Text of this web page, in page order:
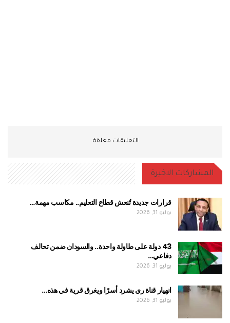
التعليقات مغلقة.
المشاركات الاخيرة
قرارات جديدة تُنعش قطاع التعليم.. مكاسب مهمة…
يوليو 31, 2026
43 دولة على طاولة واحدة.. والسودان ضمن تحالف
دفاعي…
يوليو 31, 2026
انهيار قناة ري يشرد أسرًا ويغرق قرية في هذه…
يوليو 31, 2026